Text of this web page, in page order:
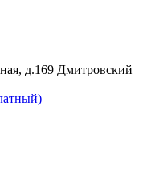
д.169 Дмитровский